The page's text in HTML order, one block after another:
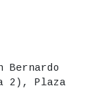
Bernardo
2), Plaza